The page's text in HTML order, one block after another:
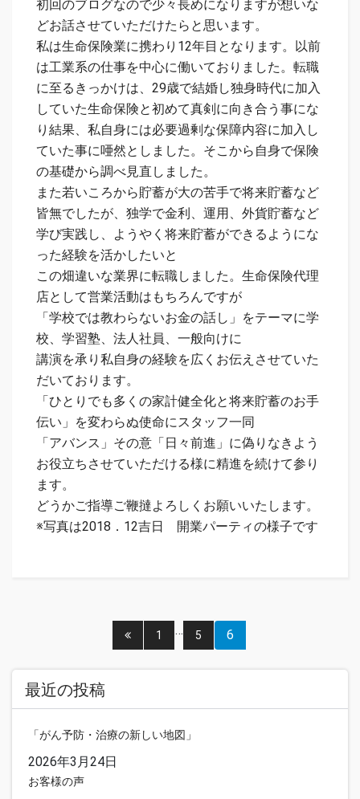
初回のブログなので少々長めになりますが想いな
どお話させていただけたらと思います。
私は生命保険業に携わり12年目となります。以前
は工業系の仕事を中心に働いておりました。転職
に至るきっかけは、29歳で結婚し独身時代に加入
していた生命保険と初めて真剣に向き合う事にな
り結果、私自身には必要過剰な保障内容に加入し
ていた事に唖然としました。そこから自身で保険
の基礎から調べ見直しました。
また若いころから貯蓄が大の苦手で将来貯蓄など
皆無でしたが、独学で金利、運用、外貨貯蓄など
学び実践し、ようやく将来貯蓄ができるようにな
った経験を活かしたいと
この畑違いな業界に転職しました。生命保険代理
店として営業活動はもちろんですが
「学校では教わらないお金の話し」をテーマに学
校、学習塾、法人社員、一般向けに
講演を承り私自身の経験を広くお伝えさせていた
だいております。
「ひとりでも多くの家計健全化と将来貯蓄のお手
伝い」を変わらぬ使命にスタッフ一同
「アバンス」その意「日々前進」に偽りなきよう
お役立ちさせていただける様に精進を続けて参り
ます。
どうかご指導ご鞭撻よろしくお願いいたします。
※写真は2018．12吉日 開業パーティの様子です
投
稿
ナ
ビ
1 … 5 6
最近の投稿
「がん予防・治療の新しい地図」
2026年3月24日
お客様の声